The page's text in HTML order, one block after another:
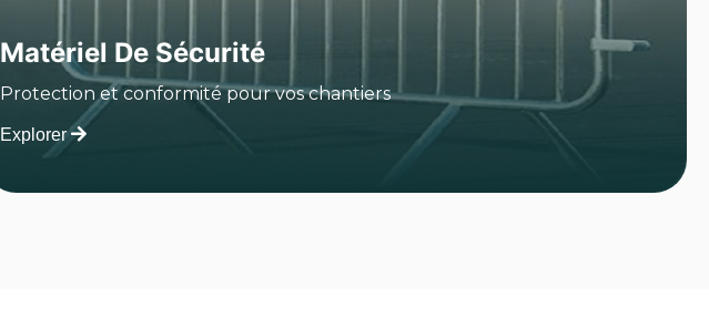
Matériel De Sécurité
Protection et conformité pour vos chantiers
Explorer